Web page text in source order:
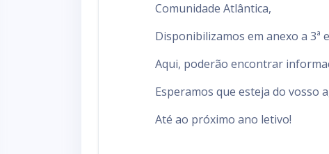
Comunidade Atlântica,
Disponibilizamos em anexo a 3ª
Aqui, poderão encontrar
Esperamos que esteja do vosso
Até ao próximo ano letivo!